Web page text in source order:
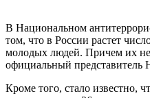
В Национальном
том, что в России растет
молодых людей. Причем их
официальный
Кроме того, стало известно,